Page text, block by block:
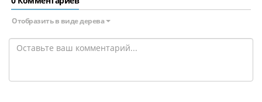
Отобразить в виде дерева